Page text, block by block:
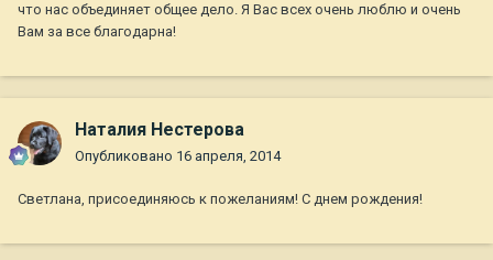
что нас объединяет общее дело. Я Вас всех очень люблю и очень
Вам за все благодарна!
Наталия Нестерова
Опубликовано 16 апреля, 2014
Светлана, присоединяюсь к пожеланиям! С днем рождения!